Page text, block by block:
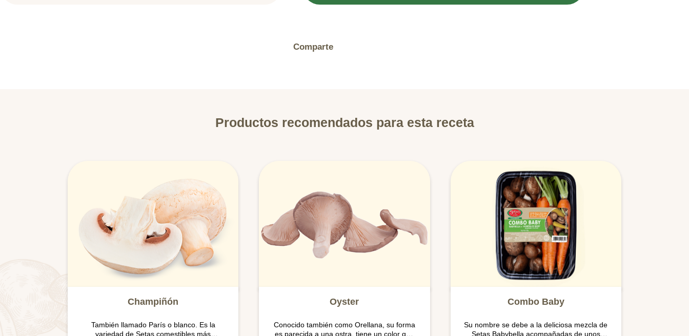
Comparte
Productos recomendados para esta receta
Champiñón
También llamado París o blanco. Es la
variedad de Setas comestibles más
Oyster
Conocido también como Orellana, su forma
es parecida a una ostra, tiene un color que
Combo Baby
Su nombre se debe a la deliciosa mezcla de
Setas Babybella acompañadas de unos